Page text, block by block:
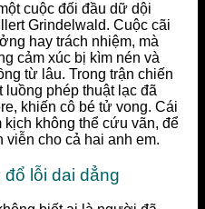
cuộc đối đầu dữ dội
Grindelwald. Cuộc cãi
hay trách nhiệm, mà
cảm xúc bị kìm nén và
từ lâu. Trong trận chiến
luồng phép thuật lạc đã
khiến cô bé tử vong. Cái
kịch không thể cứu vãn, để
viễn cho cả hai anh em.
lỗi dai dẳng